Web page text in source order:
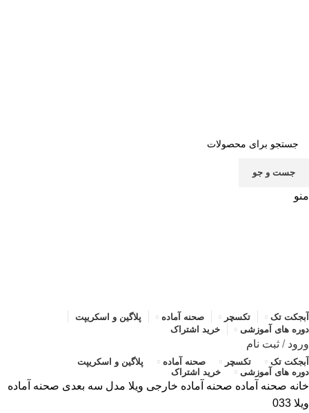
جست و جو
منو
آبجکت تک تکسچر صحنه آماده
پلاگین و اسکریپت
دوره های آموزشی
خرید اشتراک
ورود / ثبت نام
آبجکت تک تکسچر صحنه آماده
پلاگین و اسکریپت
دوره های آموزشی
خرید اشتراک
خانه صحنه آماده صحنه آماده خارجی ویلا مدل سه بعدی صحنه آماده
ویلا 033